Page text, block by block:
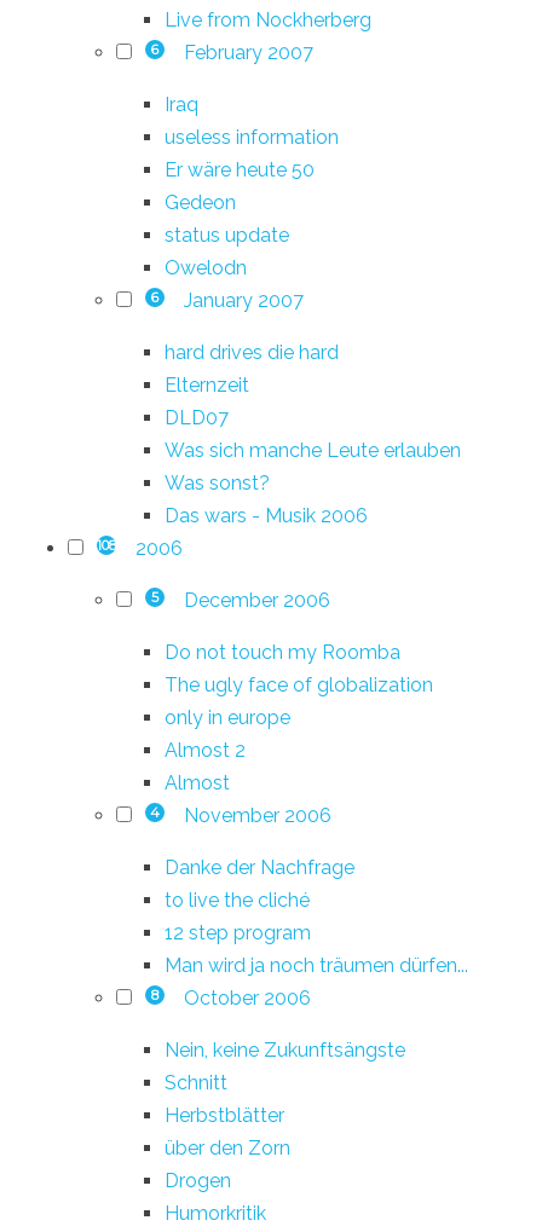
Live from Nockherberg
6 February 2007
Iraq
useless information
Er wäre heute 50
Gedeon
status update
Owelodn
6 January 2007
hard drives die hard
Elternzeit
DLD07
Was sich manche Leute erlauben
Was sonst?
Das wars - Musik 2006
108 2006
5 December 2006
Do not touch my Roomba
The ugly face of globalization
only in europe
Almost 2
Almost
4 November 2006
Danke der Nachfrage
to live the cliché
12 step program
Man wird ja noch träumen dürfen...
8 October 2006
Nein, keine Zukunftsängste
Schnitt
Herbstblätter
über den Zorn
Drogen
Humorkritik